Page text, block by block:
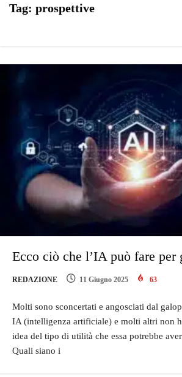
Tag: prospettive
Ecco ciò che l’IA può fare per
REDAZIONE 11 Giugno 2025 63
Molti sono sconcertati e angosciati dal
IA (intelligenza artificiale) e molti altri non
idea del tipo di utilità che essa potrebbe
Quali siano i